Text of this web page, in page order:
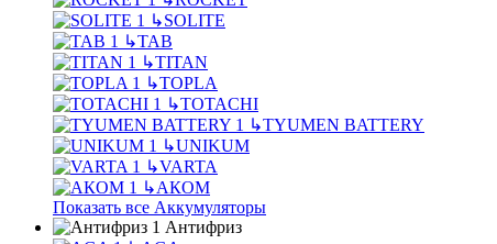
↳SOLITE
↳TAB
↳TITAN
↳TOPLA
↳TOTACHI
↳TYUMEN BATTERY
↳UNIKUM
↳VARTA
↳АКОМ
Показать все Аккумуляторы
Антифриз